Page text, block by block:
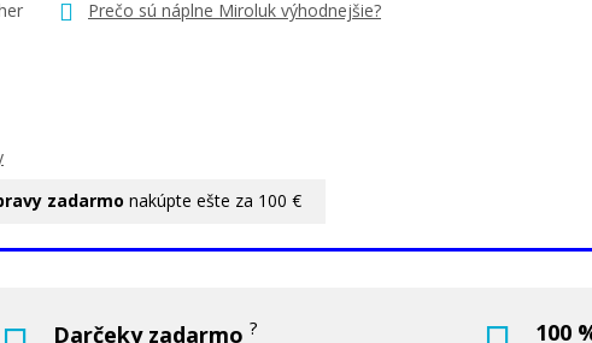
Prečo sú náplne Miroluk výhodnejšie?
zadarmo nakúpte ešte za 100 €
Darčeky zadarmo? 100